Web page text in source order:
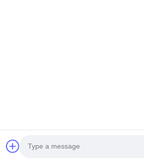
©2026- Wuxi Sylaith Special Steel Co., Ltd..